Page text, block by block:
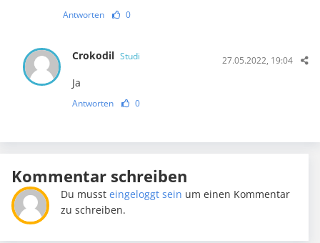
Antworten 0
Crokodil Studi 27.05.2022, 19:04
Ja
Antworten 0
Kommentar schreiben
Du mussteingeloggt sein um einen Kommentar
zu schreiben.